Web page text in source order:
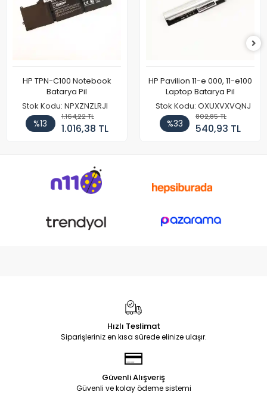
HP TPN-C100 Notebook
Batarya Pil
Stok Kodu: NPXZNZLRJI
%13
1.164,22 TL
1.016,38 TL
HP Pavilion 11-e 000, 11-e100
Laptop Batarya Pil
Stok Kodu: OXUXVXVQNJ
%33
802,85 TL
540,93 TL
Hızlı Teslimat
Siparişleriniz en kısa sürede elinize ulaşır.
Güvenli Alışveriş
Güvenli ve kolay ödeme sistemi